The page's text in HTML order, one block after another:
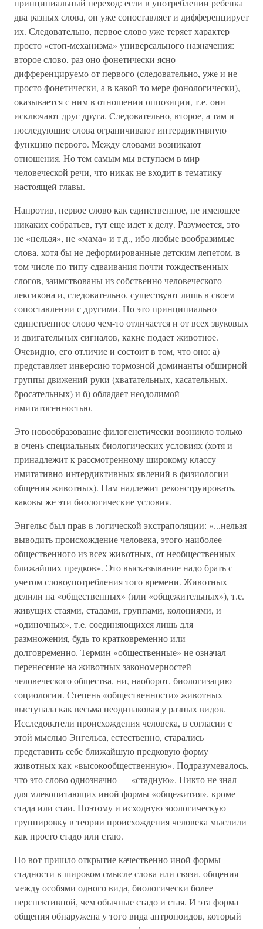
принципиальный переход: если в употреблении ребенка
два разных слова, он уже сопоставляет и дифференцирует
их. Следовательно, первое слово уже теряет характер
просто «стоп-механизма» универсального назначения:
второе слово, раз оно фонетически ясно
дифференцируемо от первого (следовательно, уже и не
просто фонетически, а в какой-то мере фонологически),
оказывается с ним в отношении оппозиции, т.е. они
исключают друг друга. Следовательно, второе, а там и
последующие слова ограничивают интердиктивную
функцию первого. Между словами возникают
отношения. Но тем самым мы вступаем в мир
человеческой речи, что никак не входит в тематику
настоящей главы.
Напротив, первое слово как единственное, не имеющее
никаких собратьев, тут еще идет к делу. Разумеется, это
не «нельзя», не «мама» и т.д., ибо любые вообразимые
слова, хотя бы не деформированные детским лепетом, в
том числе по типу сдваивания почти тождественных
слогов, заимствованы из собственно человеческого
лексикона и, следовательно, существуют лишь в своем
сопоставлении с другими. Но это принципиально
единственное слово чем-то отличается и от всех звуковых
и двигательных сигналов, какие подает животное.
Очевидно, его отличие и состоит в том, что оно: а)
представляет инверсию тормозной доминанты обширной
группы движений руки (хватательных, касательных,
бросательных) и б) обладает неодолимой
имитатогенностью.
Это новообразование филогенетически возникло только
в очень специальных биологических условиях (хотя и
принадлежит к рассмотренному широкому классу
имитативно-интердиктивных явлений в физиологии
общения животных). Нам надлежит реконструировать,
каковы же эти биологические условия.
Энгельс был прав в логической экстраполяции: «...нельзя
выводить происхождение человека, этого наиболее
общественного из всех животных, от необщественных
ближайших предков». Это высказывание надо брать с
учетом словоупотребления того времени. Животных
делили на «общественных» (или «общежительных»), т.е.
живущих стаями, стадами, группами, колониями, и
«одиночных», т.е. соединяющихся лишь для
размножения, будь то кратковременно или
долговременно. Термин «общественные» не означал
перенесение на животных закономерностей
человеческого общества, ни, наоборот, биологизацию
социологии. Степень «общественности» животных
выступала как весьма неодинаковая у разных видов.
Исследователи происхождения человека, в согласии с
этой мыслью Энгельса, естественно, старались
представить себе ближайшую предковую форму
животных как «высокообщественную». Подразумевалось,
что это слово однозначно — «стадную». Никто не знал
для млекопитающих иной формы «общежития», кроме
стада или стаи. Поэтому и исходную зоологическую
группировку в теории происхождения человека мыслили
как просто стадо или стаю.
Но вот пришло открытие качественно иной формы
стадности в широком смысле слова или связи, общения
между особями одного вида, биологически более
перспективной, чем обычные стадо и стая. И эта форма
общения обнаружена у того вида антропоидов, который